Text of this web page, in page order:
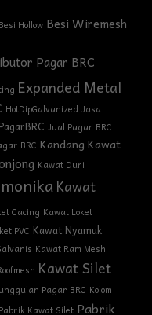
Besi Hollow Besi Wiremesh
Pagar BRC
Expanded Metal
HotDipGalvanized Jasa
Jual Pagar BRC
BRC Kandang Kawat
Kawat Duri
Kawat
Cacing Kawat Loket
PVC Kawat Nyamuk
Kawat Ram Mesh
Kawat Silet
Pagar BRC Kolom
Pabrik Kawat Silet Pabrik